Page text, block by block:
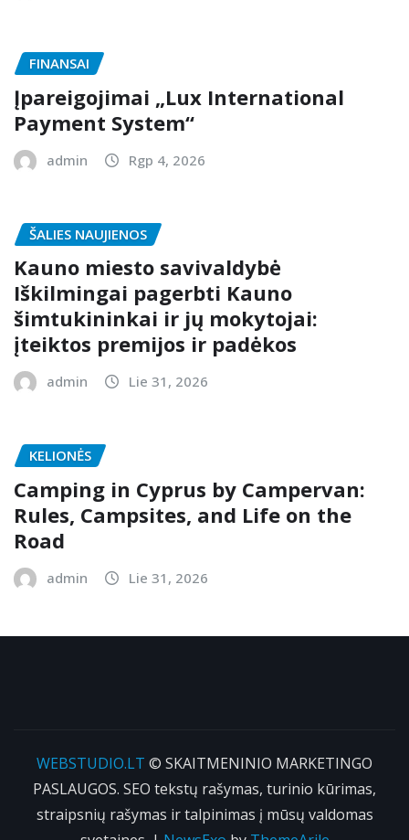
FINANSAI
Įpareigojimai „Lux International
Payment System“
admin Rgp 4, 2026
ŠALIES NAUJIENOS
Kauno miesto savivaldybė
Iškilmingai pagerbti Kauno
šimtukininkai ir jų mokytojai:
įteiktos premijos ir padėkos
admin Lie 31, 2026
KELIONĖS
Camping in Cyprus by Campervan:
Rules, Campsites, and Life on the
Road
admin Lie 31, 2026
WEBSTUDIO.LT © SKAITMENINIO MARKETINGO
PASLAUGOS. SEO tekstų rašymas, turinio kūrimas,
straipsnių rašymas ir talpinimas į mūsų valdomas